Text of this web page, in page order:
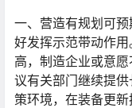
一、营造有规划可
好发挥示范带动作
高，制造企业或意
议有关部门继续提
策环境，在装备更